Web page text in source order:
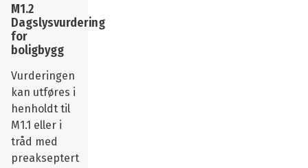
M1.2
Dagslysvurdering
for
boligbygg
Vurderingen
kan utføres i
henholdt til
M1.1 eller i
tråd med
preakseptert